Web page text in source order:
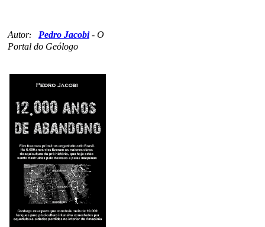
Autor: Pedro Jacobi- O
Portal do Geólogo